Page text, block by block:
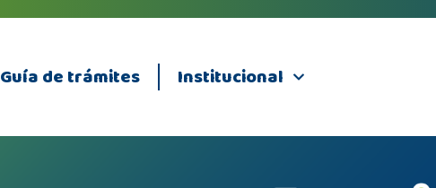
Guía de trámites Institucional